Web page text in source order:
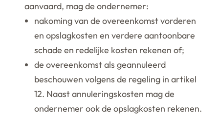
aanvaard, mag de ondernemer:
nakoming van de overeenkomst vorderen
en opslagkosten en verdere aantoonbare
schade en redelijke kosten rekenen of;
de overeenkomst als geannuleerd
beschouwen volgens de regeling in artikel
12. Naast annuleringskosten mag de
ondernemer ook de opslagkosten rekenen.